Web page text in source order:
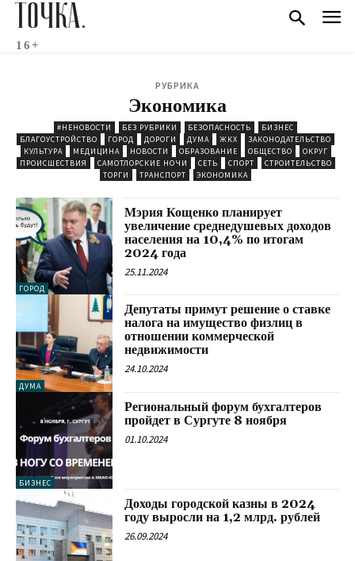
ТОЧКА.
16+
РУБРИКА
Экономика
#НЕНОВОСТИ БЕЗ РУБРИКИ БЕЗОПАСНОСТЬ
БИЗНЕС
БЛАГОУСТРОЙСТВО
ГОРОД ДОРОГИ ДУМА ЖКХ
ЗАКОНОДАТЕЛЬСТВО
КУЛЬТУРА
МЕДИЦИНА НОВОСТИ ОБРАЗОВАНИЕ ОБЩЕСТВО
ОКРУГ
ПРОИСШЕСТВИЯ
САМОТЛОРСКИЕ НОЧИ СЕТЬ СПОРТ
СТРОИТЕЛЬСТВО
ТОРГИ
ТРАНСПОРТ ЭКОНОМИКА
ГОРОД
Мэрия Кощенко планирует
увеличение среднедушевых доходов
населения на 10,4% по итогам
2024 года
25.11.2024
ДУМА
Депутаты примут решение о ставке
налога на имущество физлиц в
отношении коммерческой
недвижимости
24.10.2024
БИЗНЕС
Региональный форум бухгалтеров
пройдет в Сургуте 8 ноября
01.10.2024
Доходы городской казны в 2024
году выросли на 1,2 млрд. рублей
26.09.2024